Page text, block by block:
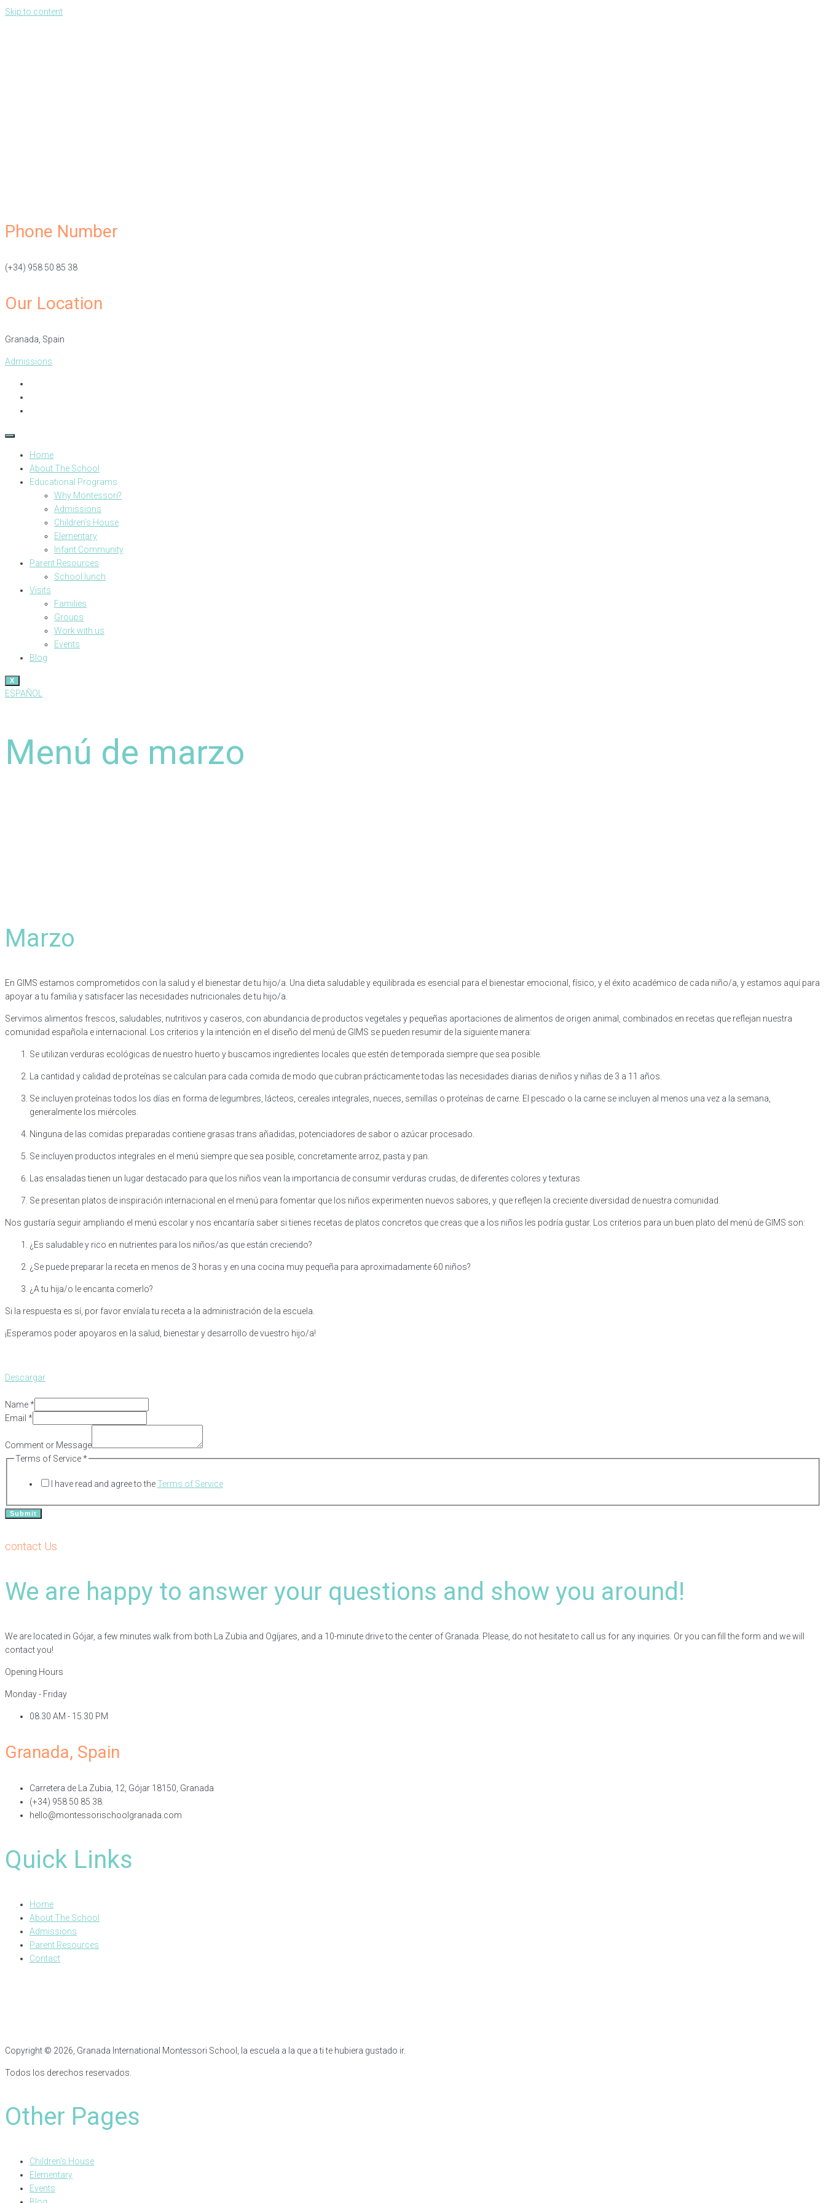
Skip to content
Phone Number
(+34) 958 50 85 38
Our Location
Granada, Spain​
Admissions
Home
About The School
Educational Programs
Why Montessori?
Admissions
Children’s House
Elementary
Infant Community
Parent Resources
School lunch
Visits
Families
Groups
Work with us
Events
Blog
X
ESPAÑOL
Menú de marzo
Marzo
En GIMS estamos comprometidos con la salud y el bienestar de tu hijo/a. Una dieta saludable y equilibrada es esencial para el bienestar emocional, físico, y el éxito académico de cada niño/a, y estamos aquí para
apoyar a tu familia y satisfacer las necesidades nutricionales de tu hijo/a.
Servimos alimentos frescos, saludables, nutritivos y caseros, con abundancia de productos vegetales y pequeñas aportaciones de alimentos de origen animal, combinados en recetas que reflejan nuestra
comunidad española e internacional. Los criterios y la intención en el diseño del menú de GIMS se pueden resumir de la siguiente manera:
Se utilizan verduras ecológicas de nuestro huerto y buscamos ingredientes locales que estén de temporada siempre que sea posible.
La cantidad y calidad de proteínas se calculan para cada comida de modo que cubran prácticamente todas las necesidades diarias de niños y niñas de 3 a 11 años.
Se incluyen proteínas todos los días en forma de legumbres, lácteos, cereales integrales, nueces, semillas o proteínas de carne. El pescado o la carne se incluyen al menos una vez a la semana,
generalmente los miércoles.
Ninguna de las comidas preparadas contiene grasas trans añadidas, potenciadores de sabor o azúcar procesado.
Se incluyen productos integrales en el menú siempre que sea posible, concretamente arroz, pasta y pan.
Las ensaladas tienen un lugar destacado para que los niños vean la importancia de consumir verduras crudas, de diferentes colores y texturas.
Se presentan platos de inspiración internacional en el menú para fomentar que los niños experimenten nuevos sabores, y que reflejen la creciente diversidad de nuestra comunidad.
Nos gustaría seguir ampliando el menú escolar y nos encantaría saber si tienes recetas de platos concretos que creas que a los niños les podría gustar. Los criterios para un buen plato del menú de GIMS son:
¿Es saludable y rico en nutrientes para los niños/as que están creciendo?
¿Se puede preparar la receta en menos de 3 horas y en una cocina muy pequeña para aproximadamente 60 niños?
¿A tu hija/o le encanta comerlo?
Si la respuesta es sí, por favor envíala tu receta a la administración de la escuela.
¡Esperamos poder apoyaros en la salud, bienestar y desarrollo de vuestro hijo/a!
Descargar
Name*
or
Email
Email *
Comment or Message
Terms of Service*
I have read and agree to theTerms of Service
Submit
contact Us
We are happy to answer your questions and show you around!
We are located in Gójar, a few minutes walk from both La Zubia and Ogíjares, and a 10-minute drive to the center of Granada. Please, do not hesitate to call us for any inquiries. Or you can fill the form and we will
contact you!
Opening Hours
Monday - Friday
08.30 AM - 15.30 PM
Granada, Spain
Carretera de La Zubia, 12, Gójar 18150, Granada
(+34) 958 50 85 38.
hello@montessorischoolgranada.com
Quick Links
Home
About The School
Admissions
Parent Resources
Contact
Copyright © 2026, Granada International Montessori School, la escuela a la que a ti te hubiera gustado ir.
Todos los derechos reservados.
Other Pages
Children's House
Elementary
Events